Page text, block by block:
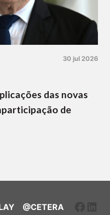
30 jul 2026
das novas
de
@CETERA